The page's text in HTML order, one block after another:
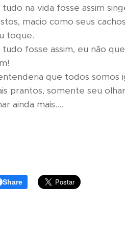
tudo na vida fosse assim
macio como seus
toque.
tudo fosse assim, eu não
que todos somos
prantos, somente seu
ainda mais....
Share